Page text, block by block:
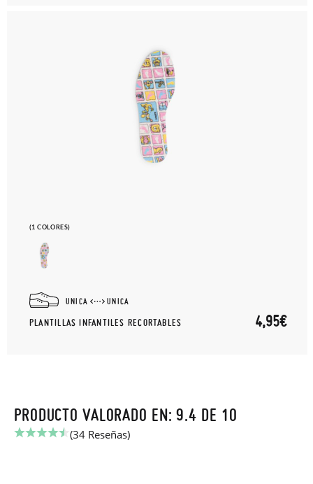
(1 COLORES)
UNICA UNICA
PLANTILLAS INFANTILES RECORTABLES 4,95€
PRODUCTO VALORADO EN: 9.4 DE 10
(34 Reseñas)